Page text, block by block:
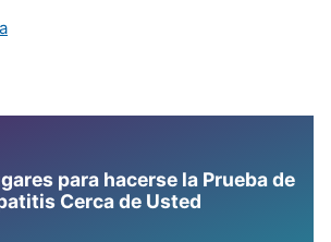
para hacerse la Prueba de
Cerca de Usted